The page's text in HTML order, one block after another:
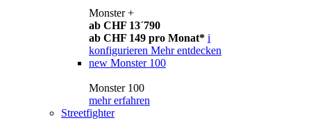
Monster +
ab CHF 13´790
ab CHF 149 pro Monat* i
konfigurieren Mehr entdecken
new Monster 100
Monster 100
mehr erfahren
Streetfighter